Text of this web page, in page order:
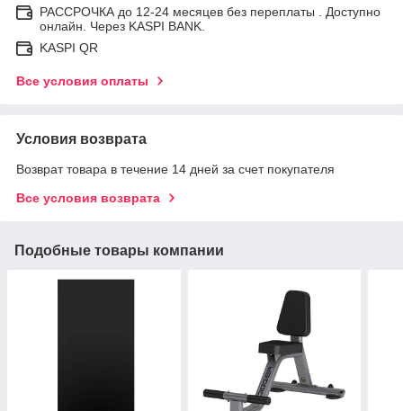
РАССРОЧКА до 12-24 месяцев без переплаты . Доступно
онлайн. Через KASPI BANK.
KASPI QR
Все условия оплаты
Условия возврата
Возврат товара в течение 14 дней за счет покупателя
Все условия возврата
Подобные товары компании